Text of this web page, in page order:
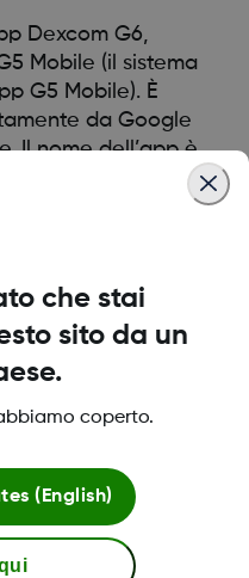
Dexcom G6,
Mobile (il sistema
G5 Mobile). È
da Google
Il nome dell’app è
che stai
sito da un
coperto.
(English)